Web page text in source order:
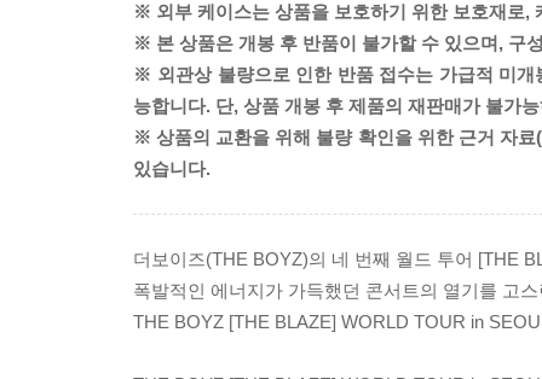
※ 외부 케이스는 상품을 보호하기 위한 보호재로,
※ 본 상품은 개봉 후 반품이 불가할 수 있으며, 구
※ 외관상 불량으로 인한 반품 접수는 가급적 미
능합니다. 단, 상품 개봉 후 제품의 재판매가 불가
※ 상품의 교환을 위해 불량 확인을 위한 근거 자
있습니다.
더보이즈(THE BOYZ)의 네 번째 월드 투어 [THE
폭발적인 에너지가 가득했던 콘서트의 열기를 고
THE BOYZ [THE BLAZE] WORLD TOUR in